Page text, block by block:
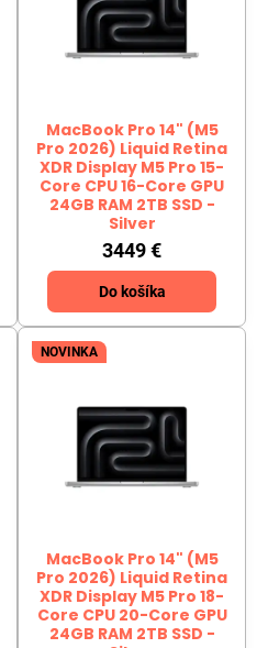
MacBook Pro 14" (M5
Pro 2026) Liquid Retina
XDR Display M5 Pro 15-
Core CPU 16-Core GPU
24GB RAM 2TB SSD -
Silver
3449 €
Do košíka
NOVINKA
MacBook Pro 14" (M5
Pro 2026) Liquid Retina
XDR Display M5 Pro 18-
Core CPU 20-Core GPU
24GB RAM 2TB SSD -